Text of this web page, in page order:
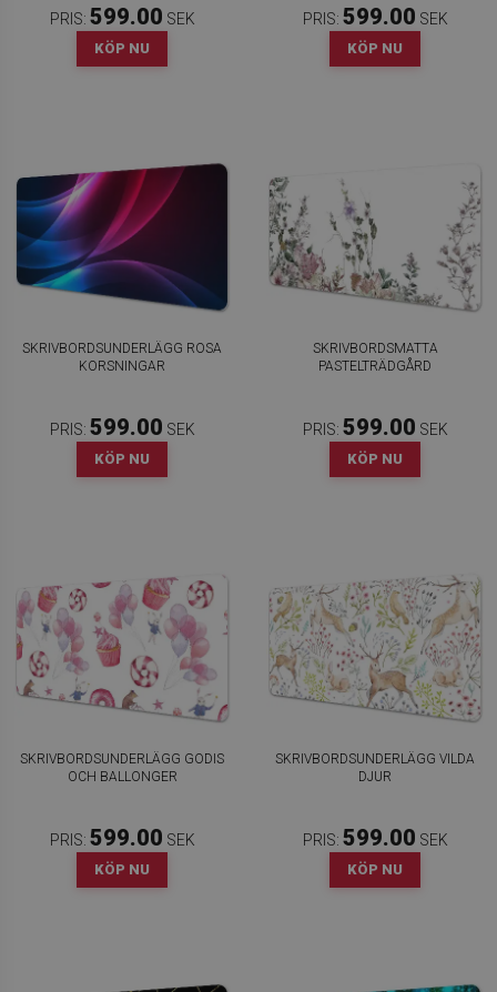
PRIS: 599.00 SEK
KÖP NU
PRIS: 599.00 SEK
KÖP NU
SKRIVBORDSUNDERLÄGG ROSA
KORSNINGAR
PRIS: 599.00 SEK
KÖP NU
SKRIVBORDSMATTA
PASTELTRÄDGÅRD
PRIS: 599.00 SEK
KÖP NU
SKRIVBORDSUNDERLÄGG GODIS
OCH BALLONGER
PRIS: 599.00 SEK
KÖP NU
SKRIVBORDSUNDERLÄGG VILDA
DJUR
PRIS: 599.00 SEK
KÖP NU